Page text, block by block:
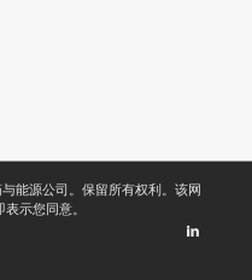
能源公司。保留所有权利。该网
示您同意。